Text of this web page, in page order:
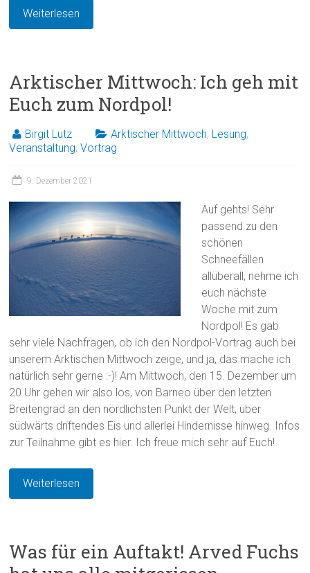
Weiterlesen
Arktischer Mittwoch: Ich geh mit
Euch zum Nordpol!
Birgit Lutz Arktischer Mittwoch, Lesung,
Veranstaltung,Vortrag
9. Dezember 2021
Auf gehts! Sehr
passend zu den
schönen
Schneefällen
allüberall, nehme ich
euch nächste
Woche mit zum
Nordpol! Es gab
sehr viele Nachfragen, ob ich den Nordpol-Vortrag auch bei
unserem Arktischen Mittwoch zeige, und ja, das mache ich
natürlich sehr gerne :-)! Am Mittwoch, den 15. Dezember um
20 Uhr gehen wir also los, von Barneo über den letzten
Breitengrad an den nördlichsten Punkt der Welt, über
südwärts driftendes Eis und allerlei Hindernisse hinweg. Infos
zur Teilnahme gibt es hier. Ich freue mich sehr auf Euch!
Weiterlesen
Was für ein Auftakt! Arved Fuchs